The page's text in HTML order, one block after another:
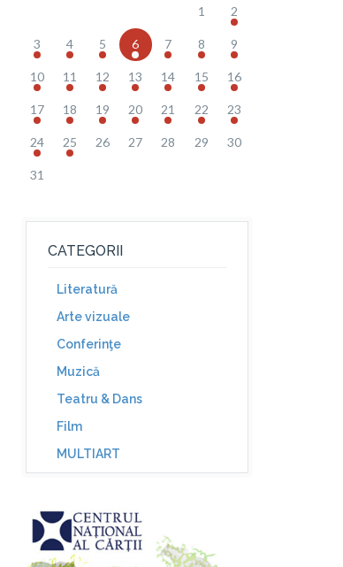
1 2
3 4 5 6 7 8 9
10 11 12 13 14 15 16
17 18 19 20 21 22 23
24 25 26 27 28 29 30
31
CATEGORII
Literatură
Arte vizuale
Conferinţe
Muzică
Teatru & Dans
Film
MULTIART